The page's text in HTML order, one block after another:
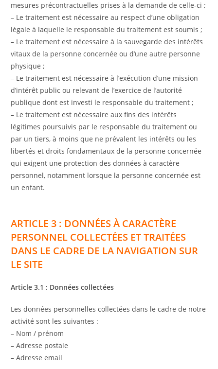
mesures précontractuelles prises à la demande de celle-ci ;
– Le traitement est nécessaire au respect d’une obligation
légale à laquelle le responsable du traitement est soumis ;
– Le traitement est nécessaire à la sauvegarde des intérêts
vitaux de la personne concernée ou d’une autre personne
physique ;
– Le traitement est nécessaire à l’exécution d’une mission
d’intérêt public ou relevant de l’exercice de l’autorité
publique dont est investi le responsable du traitement ;
– Le traitement est nécessaire aux fins des intérêts
légitimes poursuivis par le responsable du traitement ou
par un tiers, à moins que ne prévalent les intérêts ou les
libertés et droits fondamentaux de la personne concernée
qui exigent une protection des données à caractère
personnel, notamment lorsque la personne concernée est
un enfant.
ARTICLE 3 : DONNÉES À CARACTÈRE
PERSONNEL COLLECTÉES ET TRAITÉES
DANS LE CADRE DE LA NAVIGATION SUR
LE SITE
Article 3.1 : Données collectées
Les données personnelles collectées dans le cadre de notre
activité sont les suivantes :
– Nom / prénom
– Adresse postale
– Adresse email